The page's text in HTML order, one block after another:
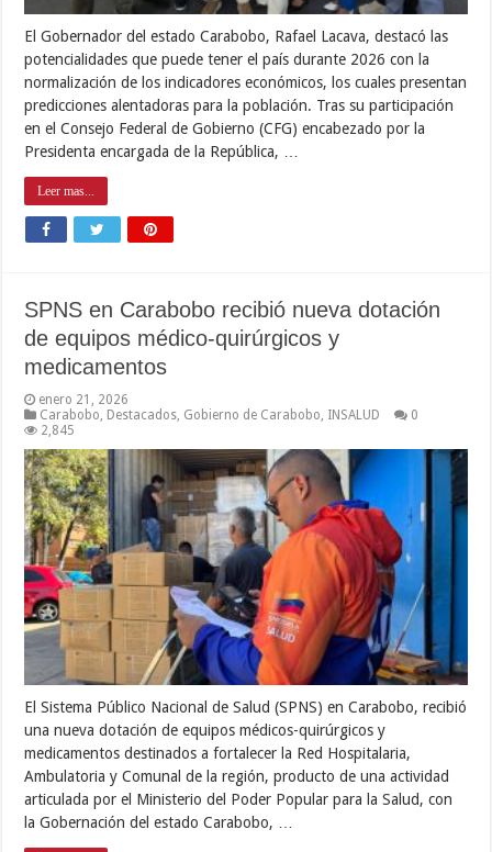
El Gobernador del estado Carabobo, Rafael Lacava, destacó las
potencialidades que puede tener el país durante 2026 con la
normalización de los indicadores económicos, los cuales presentan
predicciones alentadoras para la población. Tras su participación
en el Consejo Federal de Gobierno (CFG) encabezado por la
Presidenta encargada de la República, …
Leer mas...
SPNS en Carabobo recibió nueva dotación
de equipos médico-quirúrgicos y
medicamentos
enero 21, 2026
Carabobo, Destacados, Gobierno de Carabobo, INSALUD
0
2,845
El Sistema Público Nacional de Salud (SPNS) en Carabobo, recibió
una nueva dotación de equipos médicos-quirúrgicos y
medicamentos destinados a fortalecer la Red Hospitalaria,
Ambulatoria y Comunal de la región, producto de una actividad
articulada por el Ministerio del Poder Popular para la Salud, con
la Gobernación del estado Carabobo, …